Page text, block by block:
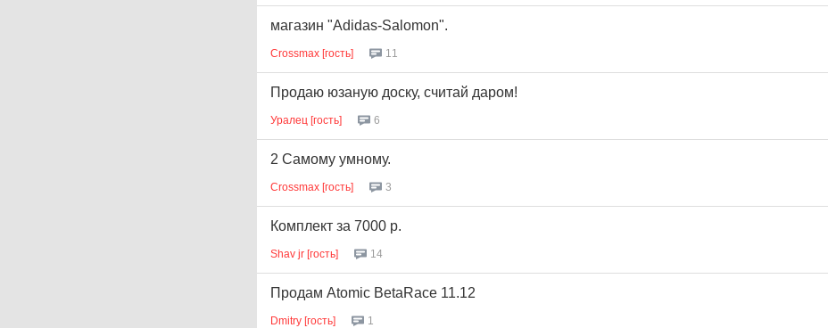
магазин "Adidas-Salomon".
Crossmax [гость] 11
Продаю юзаную доску, считай даром!
Уралец [гость] 6
2 Самому умному.
Crossmax [гость] 3
Комплект за 7000 р.
Shav jr [гость] 14
Продам Atomic BetaRace 11.12
Dmitry [гость] 1